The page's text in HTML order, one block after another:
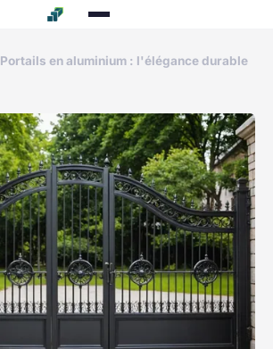
Portails en aluminium : l'élégance durable